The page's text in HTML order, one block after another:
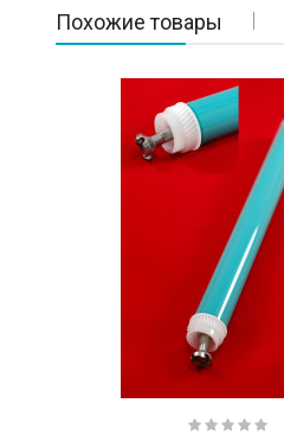
Похожие товары